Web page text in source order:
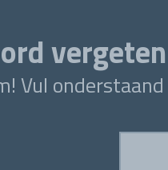
vergeten
Vul